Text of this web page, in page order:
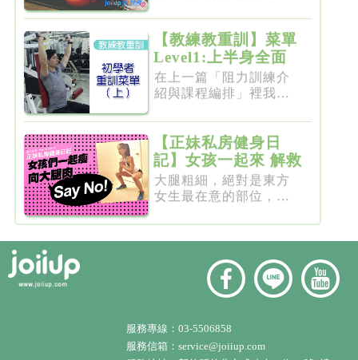
【教練教重訓】菜單
Level1:上半身全面
增肌雕塑
在上一篇「阻力訓練介
紹與課程編排」裡我們
【正妹私房健身日
記】女孩一起來 解救
粗大腿
大腿粗細，絕對是東方
女生最在意的部位，彷
服務專線： 03-5506858
服務信箱： service@joiiup.com